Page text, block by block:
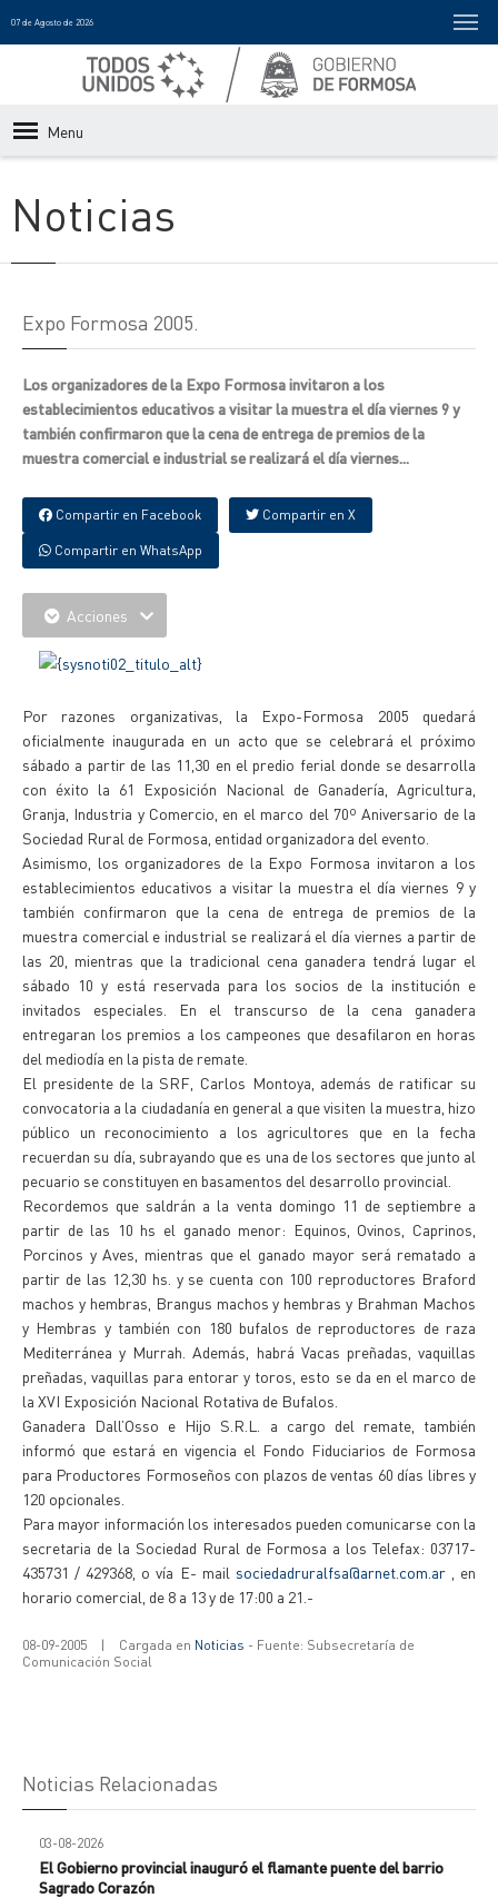
07 de Agosto de 2026
Menu
Noticias
Expo Formosa 2005.
Los organizadores de la Expo Formosa invitaron a los
establecimientos educativos a visitar la muestra el día viernes 9 y
también confirmaron que la cena de entrega de premios de la
muestra comercial e industrial se realizará el día viernes...
Compartir en Facebook Compartir en X
Compartir en WhatsApp
Acciones
Por razones organizativas, la Expo-Formosa 2005 quedará
oficialmente inaugurada en un acto que se celebrará el próximo
sábado a partir de las 11,30 en el predio ferial donde se desarrolla
con éxito la 61 Exposición Nacional de Ganadería, Agricultura,
Granja, Industria y Comercio, en el marco del 70º Aniversario de la
Sociedad Rural de Formosa, entidad organizadora del evento.
Asimismo, los organizadores de la Expo Formosa invitaron a los
establecimientos educativos a visitar la muestra el día viernes 9 y
también confirmaron que la cena de entrega de premios de la
muestra comercial e industrial se realizará el día viernes a partir de
las 20, mientras que la tradicional cena ganadera tendrá lugar el
sábado 10 y está reservada para los socios de la institución e
invitados especiales. En el transcurso de la cena ganadera
entregaran los premios a los campeones que desafilaron en horas
del mediodía en la pista de remate.
El presidente de la SRF, Carlos Montoya, además de ratificar su
convocatoria a la ciudadanía en general a que visiten la muestra, hizo
público un reconocimiento a los agricultores que en la fecha
recuerdan su día, subrayando que es una de los sectores que junto al
pecuario se constituyen en basamentos del desarrollo provincial.
Recordemos que saldrán a la venta domingo 11 de septiembre a
partir de las 10 hs el ganado menor: Equinos, Ovinos, Caprinos,
Porcinos y Aves, mientras que el ganado mayor será rematado a
partir de las 12,30 hs. y se cuenta con 100 reproductores Braford
machos y hembras, Brangus machos y hembras y Brahman Machos
y Hembras y también con 180 bufalos de reproductores de raza
Mediterránea y Murrah. Además, habrá Vacas preñadas, vaquillas
preñadas, vaquillas para entorar y toros, esto se da en el marco de
la XVI Exposición Nacional Rotativa de Bufalos.
Ganadera Dall’Osso e Hijo S.R.L. a cargo del remate, también
informó que estará en vigencia el Fondo Fiduciarios de Formosa
para Productores Formoseños con plazos de ventas 60 días libres y
120 opcionales.
Para mayor información los interesados pueden comunicarse con la
secretaria de la Sociedad Rural de Formosa a los Telefax: 03717-
435731 / 429368, o vía E- mail sociedadruralfsa@arnet.com.ar, en
horario comercial, de 8 a 13 y de 17:00 a 21.-
08-09-2005 | Cargada en Noticias - Fuente: Subsecretaría de
Comunicación Social
Noticias Relacionadas
03-08-2026
El Gobierno provincial inauguró el flamante puente del barrio
Sagrado Corazón